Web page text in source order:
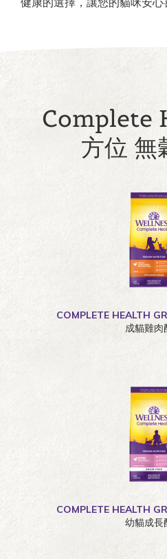
Complete
方位 無
COMPLETE HEALTH
成貓雞肉
COMPLETE HEALTH
幼貓成長